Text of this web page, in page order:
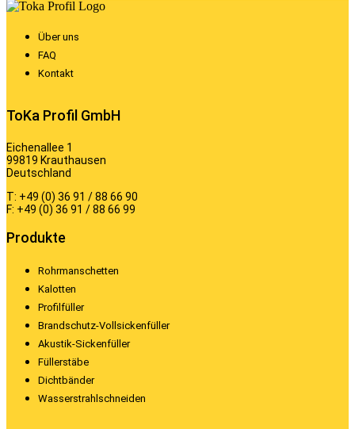
Über uns
FAQ
Kontakt
ToKa Profil GmbH
Eichenallee 1
99819 Krauthausen
Deutschland
T: +49 (0) 36 91 / 88 66 90
F: +49 (0) 36 91 / 88 66 99
Produkte
Rohrmanschetten
Kalotten
Profilfüller
Brandschutz-Vollsickenfüller
Akustik-Sickenfüller
Füllerstäbe
Dichtbänder
Wasserstrahlschneiden